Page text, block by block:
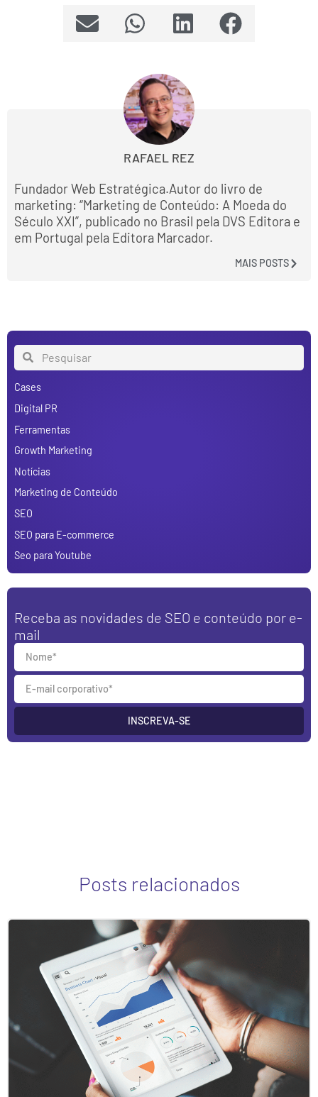
RAFAEL REZ
Fundador Web Estratégica.Autor do livro de
marketing: “Marketing de Conteúdo: A Moeda do
Século XXI”, publicado no Brasil pela DVS Editora e
em Portugal pela Editora Marcador.
MAIS POSTS
Cases
Digital PR
Ferramentas
Growth Marketing
Notícias
Marketing de Conteúdo
SEO
SEO para E-commerce
Seo para Youtube
Receba as novidades de SEO e conteúdo por e-
mail
INSCREVA-SE
Posts relacionados